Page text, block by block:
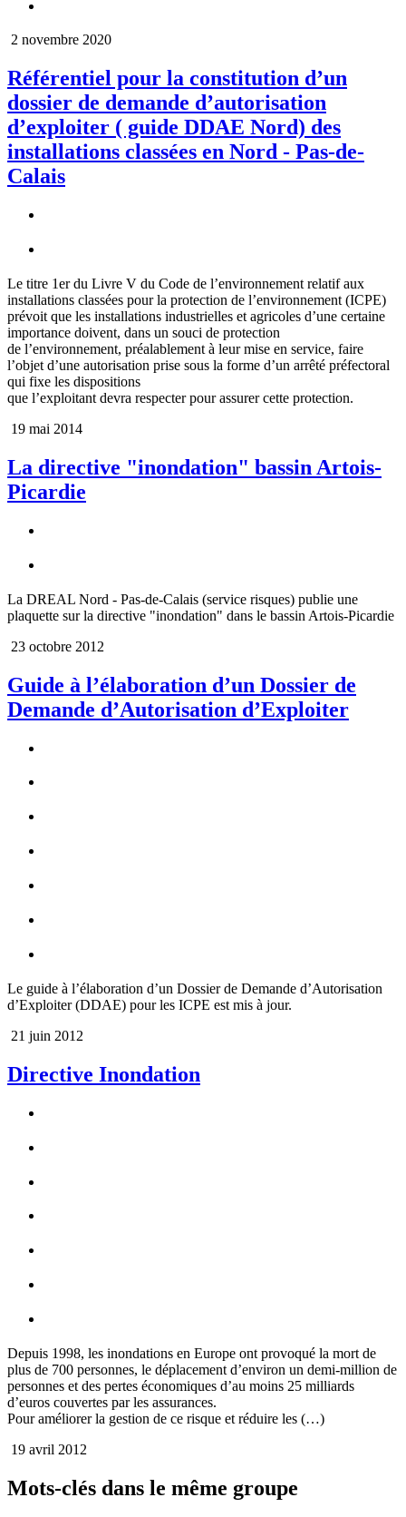
2 novembre 2020
Référentiel pour la constitution d’un
dossier de demande d’autorisation
d’exploiter ( guide DDAE Nord) des
installations classées en Nord - Pas-de-
Calais
Le titre 1er du Livre V du Code de l’environnement relatif aux
installations classées pour la protection de l’environnement (ICPE)
prévoit que les installations industrielles et agricoles d’une certaine
importance doivent, dans un souci de protection
de l’environnement, préalablement à leur mise en service, faire
l’objet d’une autorisation prise sous la forme d’un arrêté préfectoral
qui fixe les dispositions
que l’exploitant devra respecter pour assurer cette protection.
19 mai 2014
La directive "inondation" bassin Artois-
Picardie
La DREAL Nord - Pas-de-Calais (service risques) publie une
plaquette sur la directive "inondation" dans le bassin Artois-Picardie
23 octobre 2012
Guide à l‌’élaboration d‌’un Dossier de
Demande d‌’Autorisation d‌’Exploiter
Le guide à l‌’élaboration d‌’un Dossier de Demande d‌’Autorisation
d‌’Exploiter (DDAE) pour les ICPE est mis à jour.
21 juin 2012
Directive Inondation
Depuis 1998, les inondations en Europe ont provoqué la mort de
plus de 700 personnes, le déplacement d‌’environ un demi-million de
personnes et des pertes économiques d‌’au moins 25 milliards
d‌’euros couvertes par les assurances.
Pour améliorer la gestion de ce risque et réduire les (…)
19 avril 2012
Mots-clés dans le même groupe